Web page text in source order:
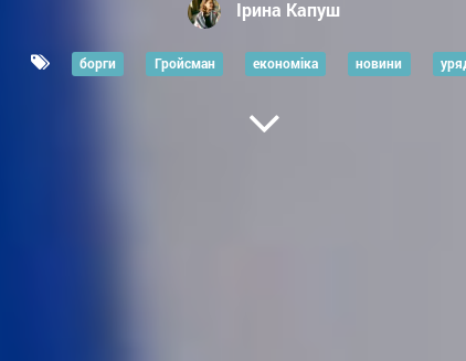
Ірина Капуш
борги Гройсман економіка новини